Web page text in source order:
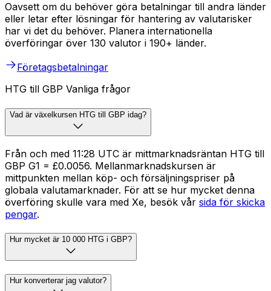
Oavsett om du behöver göra betalningar till andra länder
eller letar efter lösningar för hantering av valutarisker
har vi det du behöver. Planera internationella
överföringar över 130 valutor i 190+ länder.
Företagsbetalningar
HTG till GBP Vanliga frågor
Vad är växelkursen HTG till GBP idag?
Från och med 11:28 UTC är mittmarknadsräntan HTG till
GBP G1 = £0.0056. Mellanmarknadskursen är
mittpunkten mellan köp- och försäljningspriser på
globala valutamarknader. För att se hur mycket denna
överföring skulle vara med Xe, besök vår sida för skicka
pengar.
Hur mycket är 10 000 HTG i GBP?
Hur konverterar jag valutor?